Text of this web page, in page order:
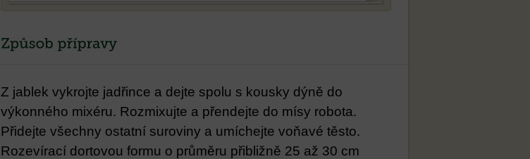
Z jablek vykrojte jadřince a dejte spolu s kousky dýně do
výkonného mixéru. Rozmixujte a přendejte do mísy robota.
Přidejte všechny ostatní suroviny a umíchejte voňavé těsto.
Rozevírací dortovou formu o průměru přibližně 25 až 30 cm